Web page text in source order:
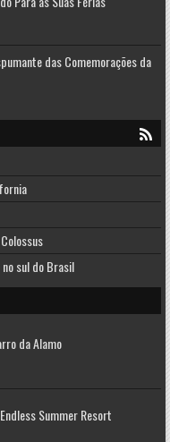
das Comemorações da
sul do Brasil
da Alamo
Summer Resort